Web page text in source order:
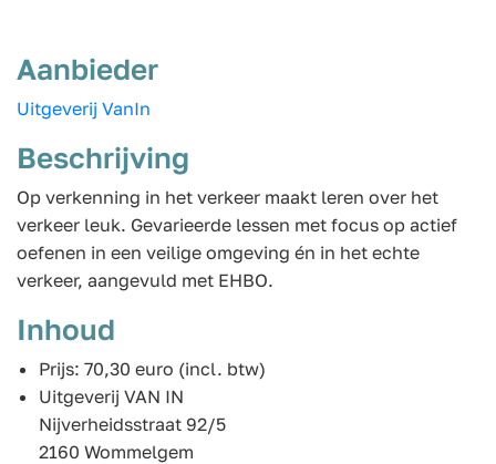
Aanbieder
Uitgeverij VanIn
Beschrijving
Op verkenning in het verkeer maakt leren over het
verkeer leuk. Gevarieerde lessen met focus op actief
oefenen in een veilige omgeving én in het echte
verkeer, aangevuld met EHBO.
Inhoud
Prijs: 70,30 euro (incl. btw)
Uitgeverij VAN IN
Nijverheidsstraat 92/5
2160 Wommelgem